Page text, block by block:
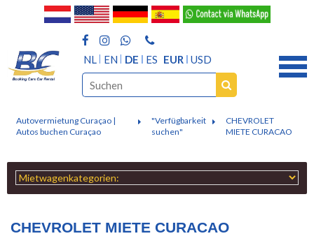
NL EN DE ES EUR USD
Autovermietung Curaçao |
Autos buchen Curaçao
"Verfügbarkeit
suchen"
CHEVROLET
MIETE CURACAO
CHEVROLET MIETE CURACAO